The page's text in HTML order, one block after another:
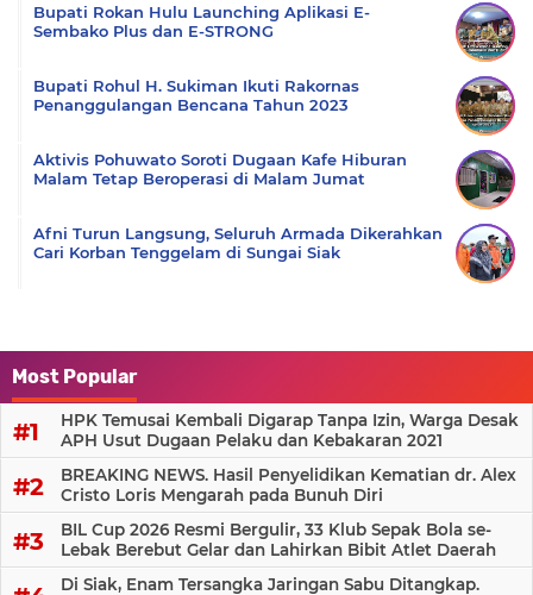
Bupati Rokan Hulu Launching Aplikasi E-
Sembako Plus dan E-STRONG
Bupati Rohul H. Sukiman Ikuti Rakornas
Penanggulangan Bencana Tahun 2023
Aktivis Pohuwato Soroti Dugaan Kafe Hiburan
Malam Tetap Beroperasi di Malam Jumat
Afni Turun Langsung, Seluruh Armada Dikerahkan
Cari Korban Tenggelam di Sungai Siak
Most Popular
HPK Temusai Kembali Digarap Tanpa Izin, Warga Desak
APH Usut Dugaan Pelaku dan Kebakaran 2021
BREAKING NEWS. Hasil Penyelidikan Kematian dr. Alex
Cristo Loris Mengarah pada Bunuh Diri
BIL Cup 2026 Resmi Bergulir, 33 Klub Sepak Bola se-
Lebak Berebut Gelar dan Lahirkan Bibit Atlet Daerah
Di Siak, Enam Tersangka Jaringan Sabu Ditangkap.